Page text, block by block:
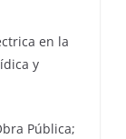
en la
y
Pública;